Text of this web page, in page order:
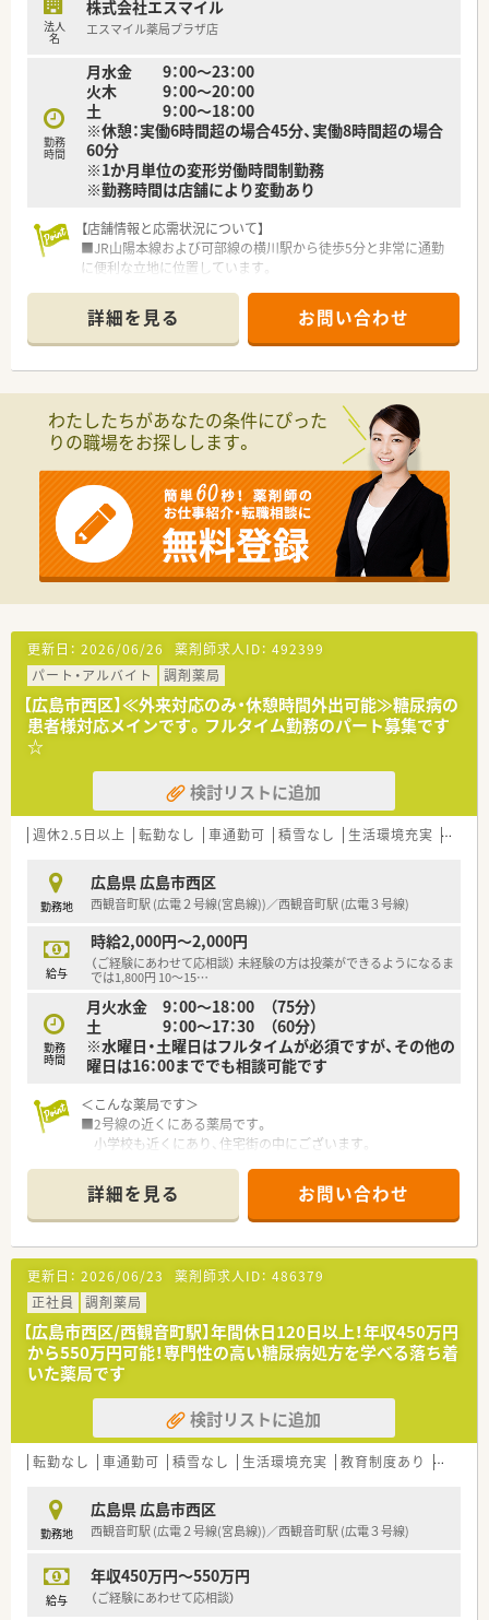
少しでも気になった方はお問い合わせくださいませ
法人
名
株式会社エスマイル
エスマイル薬局プラザ店
勤務
時間
月水金 9：00～23：00
火木 9：00～20：00
土 9：00～18：00
※休憩：実働6時間超の場合45分、実働8時間超の場合
60分
※1か月単位の変形労働時間制勤務
※勤務時間は店舗により変動あり
【店舗情報と応需状況について】
■JR山陽本線および可部線の横川駅から徒歩5分と非常に通勤
に便利な立地に位置しています。
枚ほど応需しています。
■薬剤師は常勤7名とパート2名、事務員4名が在籍しており手厚
い人員体制で運営しています。
■各地域へ異動している人材を元のエリアへ戻すための増員と
して新たな仲間を募集しています。
■自身のキャリアプランをしっかりと持ち、目標に向かって意欲
■経験者はもちろんですが、未経験やブランクがある方でも安心
してスタートできる環境です。
【法人特徴について】
■東証プライム上場の大手医薬品卸グループに属しており、安定
した経営基盤を持っています。
■中国地方を中心に115店舗以上を展開し、地域医療を支える重
■調剤業務だけでなく健康サポートや介護連携にも注力し、地域
包括ケアシステムに貢献しています。
詳細を見る お問い合わせ
わたしたちがあなたの条件にぴった
りの職場をお探しします。
更新日： 2026/06/26 薬剤師求人ID： 492399
パート・アルバイト
調剤薬局
【広島市西区】≪外来対応のみ・休憩時間外出可能≫糖尿病の
患者様対応メインです。フルタイム勤務のパート募集です
☆
検討リストに追加
週休2.5日以上 転勤なし 車通勤可 積雪なし 生活環境充実 扶養
勤務地
広島県 広島市西区
西観音町駅 (広電２号線(宮島線))／西観音町駅 (広電３号線)
給与
時給2,000円～2,000円
（ご経験にあわせて応相談） 未経験の方は投薬ができるようになるま
では1,800円 10～15…
勤務
時間
月火水金 9：00～18：00 （75分）
土 9：00～17：30 （60分）
※水曜日・土曜日はフルタイムが必須ですが、その他の
曜日は16：00まででも相談可能です
＜こんな薬局です＞
■2号線の近くにある薬局です。
小学校も近くにあり、住宅街の中にございます。
■ビルの1階部分に店舗を構えています。
オレンジ色の屋根があり明るい印象です。
大通りから少し入っているところなので、
車通りも多すぎず落ち着いています。
■扶養内の勤務となります。
午前中のみのため、午後の予定も組み立てやすい
働き方が適います。
■月曜日は予約診療・午前中に処方箋は集中し、
午前7～8割・午後3～2割程度となっています。
■処方箋内容は、新規患者様には14日、
通常処方は30日、
遠方来院される方は60日～90日です。
＜業務内容＞
■外来対応がメインです。
長期処方が中心となり、一包化業務が多めです。
■在宅は対応しておりませんので、外来対応がメインです。
■門前クリニックは8：30～12：00となり、
12：00～12：30の間は薬歴入力をする時間となります。
詳細を見る お問い合わせ
更新日： 2026/06/23 薬剤師求人ID： 486379
正社員
調剤薬局
【広島市西区/西観音町駅】年間休日120日以上！年収450万円
から550万円可能！専門性の高い糖尿病処方を学べる落ち着
いた薬局です
検討リストに追加
転勤なし 車通勤可 積雪なし 生活環境充実 教育制度あり 大手チ
勤務地
広島県 広島市西区
西観音町駅 (広電２号線(宮島線))／西観音町駅 (広電３号線)
給与
年収450万円～550万円
（ご経験にあわせて応相談）